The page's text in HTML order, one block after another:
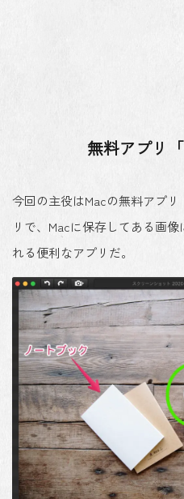
無料アプリ
今回の主役はMacの無料アプ
リで、Macに保存してある画
れる便利なアプリだ。